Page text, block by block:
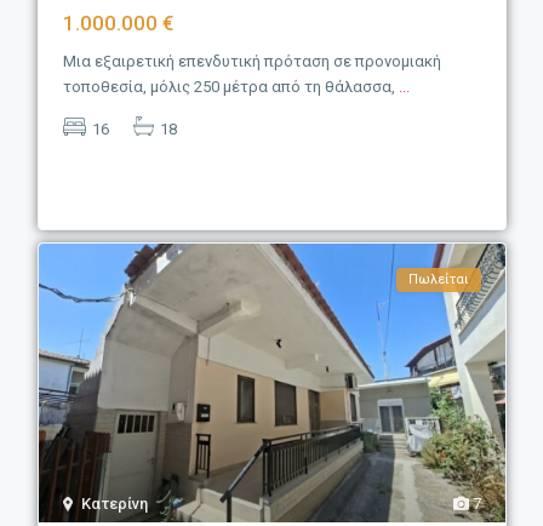
1.000.000 €
Μια εξαιρετική επενδυτική πρόταση σε προνομιακή
τοποθεσία, μόλις 250 μέτρα από τη θάλασσα, ...
16 18
7
Κατερίνη
Πωλείται